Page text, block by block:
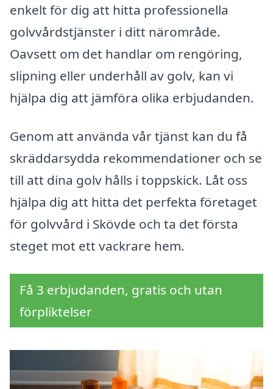
enkelt för dig att hitta professionella
golvvårdstjänster i ditt närområde.
Oavsett om det handlar om rengöring,
slipning eller underhåll av golv, kan vi
hjälpa dig att jämföra olika erbjudanden.
Genom att använda vår tjänst kan du få
skräddarsydda rekommendationer och se
till att dina golv hålls i toppskick. Låt oss
hjälpa dig att hitta det perfekta företaget
för golvvård i Skövde och ta det första
steget mot ett vackrare hem.
Få 3 erbjudanden, gratis och utan
förpliktelser